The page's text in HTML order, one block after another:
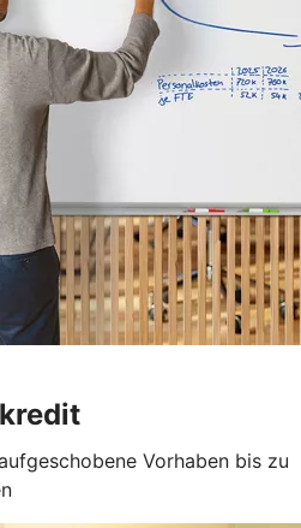
Vorhaben bis zu